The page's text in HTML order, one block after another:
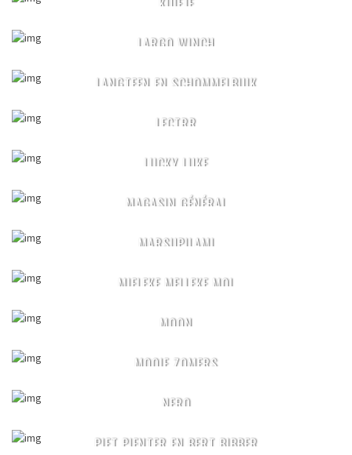
KUIFJE
LARGO WINCH
LANGTEEN EN SCHOMMELBUIK
LECTRR
LUCKY LUKE
MAGASIN GÉNÉRAL
MARSUPILAMI
MIELEKE MELLEKE MOL
MOON
MOOIE ZOMERS
NERO
PIET PIENTER EN BERT BIBBER